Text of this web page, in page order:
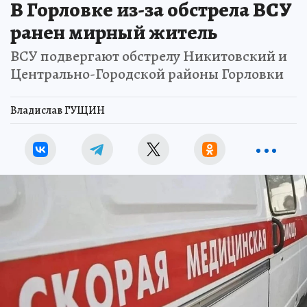
В Горловке из-за обстрела ВСУ
ранен мирный житель
ВСУ подвергают обстрелу Никитовский и
Центрально-Городской районы Горловки
Владислав ГУЩИН